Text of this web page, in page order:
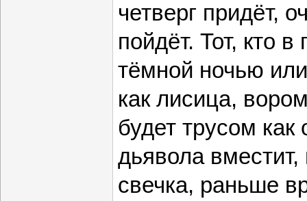
четверг придёт,
пойдёт. Тот, кто
тёмной ночью
как лисица,
будет трусом как
дьявола
свечка, раньше